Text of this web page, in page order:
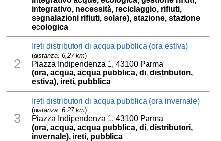
integrativo, necessità, reciclaggio, rifiuti,
segnalazioni rifiuti, solare), stazione, stazione
ecologica
2
Ireti distributori di acqua pubblica (ora estiva)
(distanza: 6,27 km)
Piazza Indipendenza 1, 43100 Parma
(ora, acqua, acqua pubblica, di, distributori,
estiva), ireti, pubblica
3
Ireti distributori di acqua pubblica (ora invernale)
(distanza: 6,27 km)
Piazza Indipendenza 1, 43100 Parma
(ora, acqua, acqua pubblica, di, distributori,
invernale), ireti, pubblica